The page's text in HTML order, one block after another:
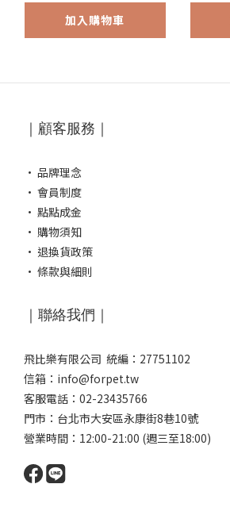
加入購物車
｜顧客服務｜
· 品牌理念
· 會員制度
· 點點成金
· 購物須知
· 退換貨政策
· 條款與細則
｜聯絡我們｜
飛比樂有限公司 統編：27751102
信箱：info@forpet.tw
客服電話：02-23435766
門市： 台北市大安區永康街8巷10號
營業時間：12:00-21:00 (週三至18:00)